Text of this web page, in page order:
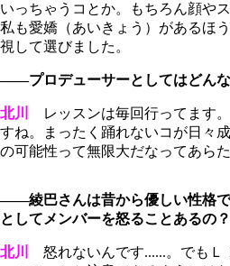
いっちゃうコとか。もちろん顔や
私も愛嬌（あいきょう）があるほ
視して選びました。
――プロデューサーとしてはどん
北川
レッスンは毎回行ってます
すね。まったく踊れないコが日々
の可能性って無限大だなってあら
――綾巴さんは昔から優しい性格
としてメンバーを怒ることあるの？
北川
怒れないんです......。でもＬ